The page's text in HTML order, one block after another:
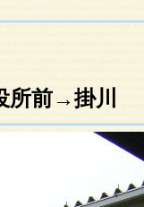
所前→掛川